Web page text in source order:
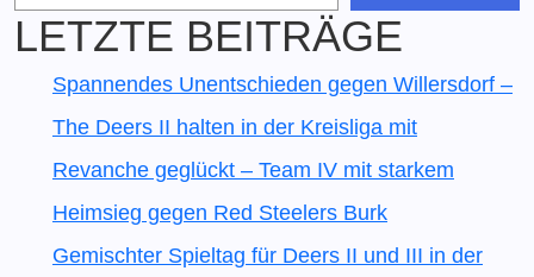
LETZTE BEITRÄGE
Spannendes Unentschieden gegen Willersdorf –
The Deers II halten in der Kreisliga mit
Revanche geglückt – Team IV mit starkem
Heimsieg gegen Red Steelers Burk
Gemischter Spieltag für Deers II und III in der